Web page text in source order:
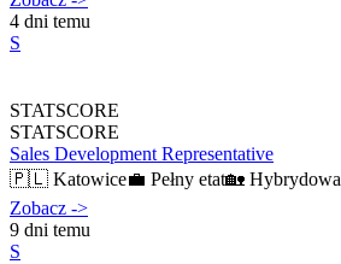
4 dni temu
S
STATSCORE
STATSCORE
Sales Development Representative
🇵🇱 Katowice💼 Pełny etat🏡 Hybrydowa
Zobacz ->
9 dni temu
S